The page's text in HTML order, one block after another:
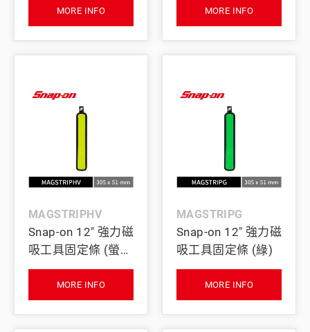
MORE INFO MORE INFO
MAGSTRIPHV
Snap-on 12" 強力磁
吸工具固定條 (螢光
黃)
MORE INFO
MAGSTRIPG
Snap-on 12" 強力磁
吸工具固定條 (綠)
MORE INFO